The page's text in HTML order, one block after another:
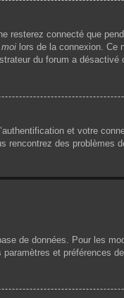
resterez connecté que
lors de la connexion. Ce
du forum a désactivé
et votre
des problèmes
de données. Pour les
et préférences